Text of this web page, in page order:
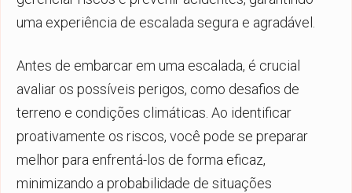
uma experiência de escalada segura e agradável.
Antes de embarcar em uma escalada, é crucial
avaliar os possíveis perigos, como desafios de
terreno e condições climáticas. Ao identificar
proativamente os riscos, você pode se preparar
melhor para enfrentá-los de forma eficaz,
minimizando a probabilidade de situações